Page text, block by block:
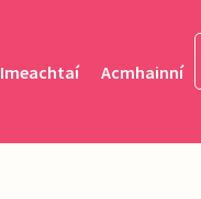
Imeachtaí Acmhainní